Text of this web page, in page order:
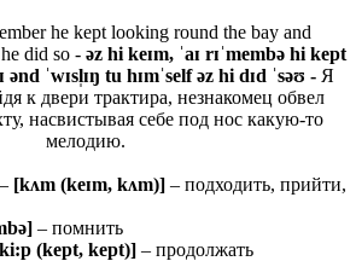
he kept looking round the bay and
did so - əz hi keɪm, ˈaɪ rɪˈmembə hi kept
ənd ˈwɪsl̩ɪŋ tu hɪmˈself əz hi dɪd ˈsəʊ - Я
к двери трактира, незнакомец обвел
насвистывая себе под нос какую-то
мелодию.
[kʌm (keɪm, kʌm)] – подходить, прийти,
– помнить
(kept, kept)] – продолжать